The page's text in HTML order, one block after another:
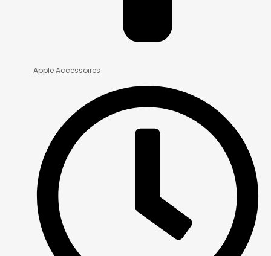
Apple Accessoires